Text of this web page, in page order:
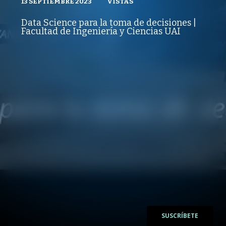
TRANSFORMACIÓN DIGITAL Y DATA SCIENCE
PUBLICADO
13 SEPTIEMBRE 2023
REPRODUCCIONES
VISTAS
Data Science para la toma de decisiones |
Facultad de Ingeniería y Ciencias UAI
SUSCRÍBETE
VISTAS